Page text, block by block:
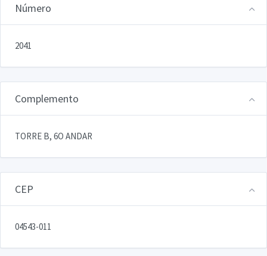
Número
2041
Complemento
TORRE B, 6O ANDAR
CEP
04543-011